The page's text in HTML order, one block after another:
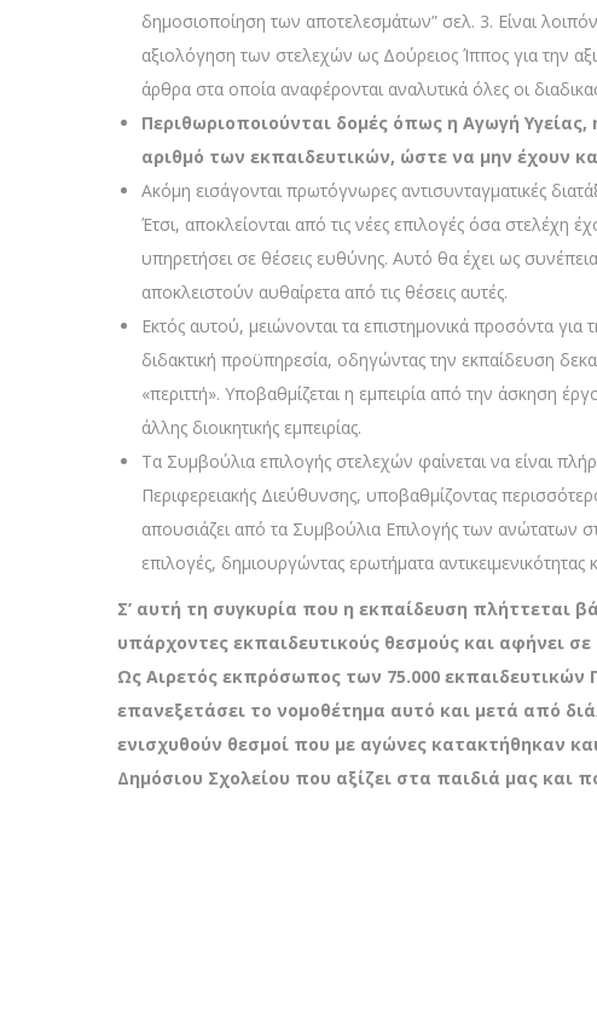
δημοσιοποίηση των αποτελεσμάτων” σελ. 3. Είναι
αξιολόγηση των στελεχών ως Δούρειος Ίππος για την
άρθρα στα οποία αναφέρονται αναλυτικά όλες οι
Περιθωριοποιούνται δομές όπως η Αγωγή
αριθμό των εκπαιδευτικών, ώστε να μην έχουν
Ακόμη εισάγονται πρωτόγνωρες αντισυνταγματικές
Έτσι, αποκλείονται από τις νέες επιλογές όσα στελέχη
υπηρετήσει σε θέσεις ευθύνης. Αυτό θα έχει ως
αποκλειστούν αυθαίρετα από τις θέσεις αυτές.
Εκτός αυτού, μειώνονται τα επιστημονικά προσόντα
διδακτική προϋπηρεσία, οδηγώντας την εκπαίδευση
«περιττή». Υποβαθμίζεται η εμπειρία από την άσκηση
άλλης διοικητικής εμπειρίας.
Τα Συμβούλια επιλογής στελεχών φαίνεται να είναι
Περιφερειακής Διεύθυνσης, υποβαθμίζοντας
απουσιάζει από τα Συμβούλια Επιλογής των ανώτατων
επιλογές, δημιουργώντας ερωτήματα αντικειμενικότητας
Σ’ αυτή τη συγκυρία που η εκπαίδευση πλήττεται
υπάρχοντες εκπαιδευτικούς θεσμούς και αφήνει
Ως Αιρετός εκπρόσωπος των 75.000 εκπαιδευτικών
επανεξετάσει το νομοθέτημα αυτό και μετά από
ενισχυθούν θεσμοί που με αγώνες κατακτήθηκαν
Δημόσιου Σχολείου που αξίζει στα παιδιά μας και